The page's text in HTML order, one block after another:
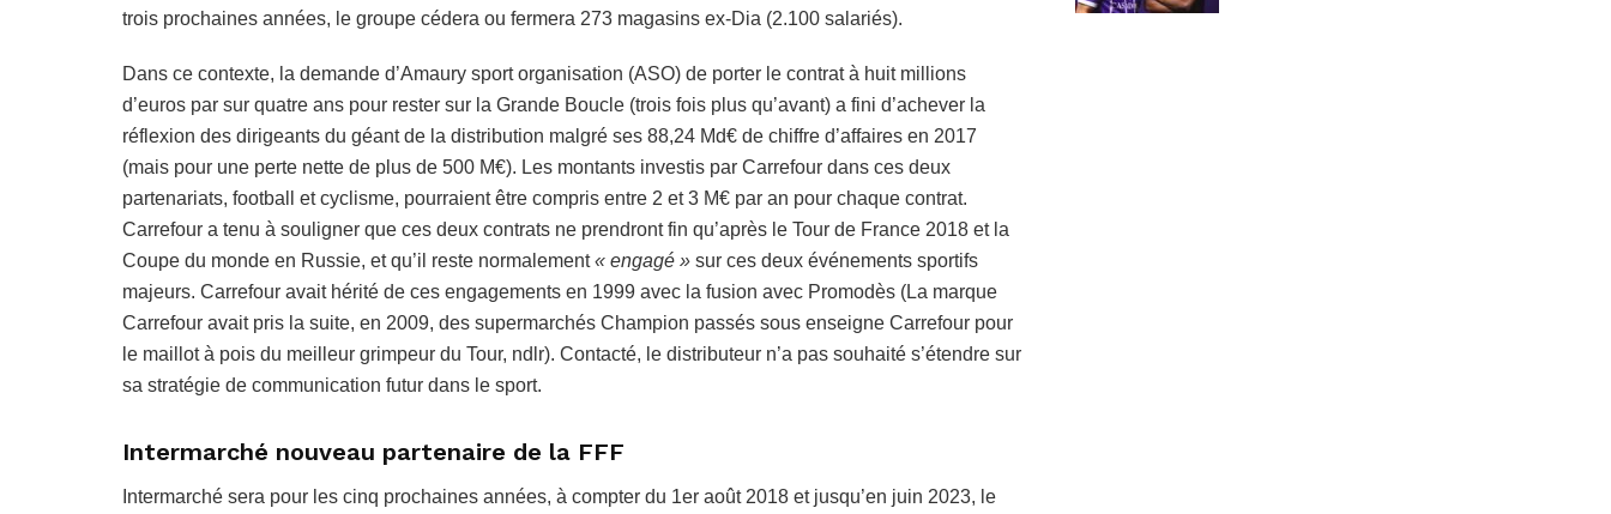
trois prochaines années, le groupe cédera ou fermera 273 magasins ex-Dia (2.100 salariés).
Dans ce contexte, la demande d’Amaury sport organisation (ASO) de porter le contrat à huit millions
d’euros par sur quatre ans pour rester sur la Grande Boucle (trois fois plus qu’avant) a fini d’achever la
réflexion des dirigeants du géant de la distribution malgré ses 88,24 Md€ de chiffre d’affaires en 2017
(mais pour une perte nette de plus de 500 M€). Les montants investis par Carrefour dans ces deux
partenariats, football et cyclisme, pourraient être compris entre 2 et 3 M€ par an pour chaque contrat.
Carrefour a tenu à souligner que ces deux contrats ne prendront fin qu’après le Tour de France 2018 et la
Coupe du monde en Russie, et qu’il reste normalement« engagé » sur ces deux événements sportifs
majeurs. Carrefour avait hérité de ces engagements en 1999 avec la fusion avec Promodès (La marque
Carrefour avait pris la suite, en 2009, des supermarchés Champion passés sous enseigne Carrefour pour
le maillot à pois du meilleur grimpeur du Tour, ndlr). Contacté, le distributeur n’a pas souhaité s’étendre sur
sa stratégie de communication futur dans le sport.
Intermarché nouveau partenaire de la FFF
Intermarché sera pour les cinq prochaines années, à compter du 1er août 2018 et jusqu’en juin 2023, le